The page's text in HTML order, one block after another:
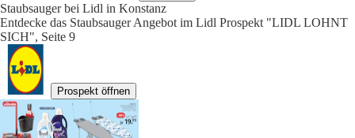
Staubsauger bei Lidl in Konstanz
Entdecke das Staubsauger Angebot im Lidl Prospekt "LIDL LOHNT
SICH", Seite 9
Prospekt öffnen